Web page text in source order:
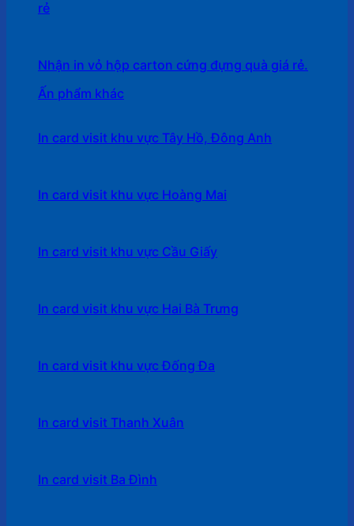
rẻ
Nhận in vỏ hộp carton cứng đựng quà giá rẻ.
Ấn phẩm khác
In card visit khu vực Tây Hồ, Đông Anh
In card visit khu vực Hoàng Mai
In card visit khu vực Cầu Giấy
In card visit khu vực Hai Bà Trưng
In card visit khu vực Đống Đa
In card visit Thanh Xuân
In card visit Ba Đình